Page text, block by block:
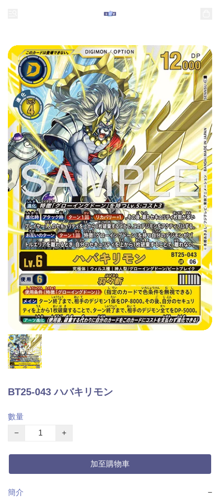
BT25-043 ハバキリモン
數量
−
+
加至購物車
簡介 −